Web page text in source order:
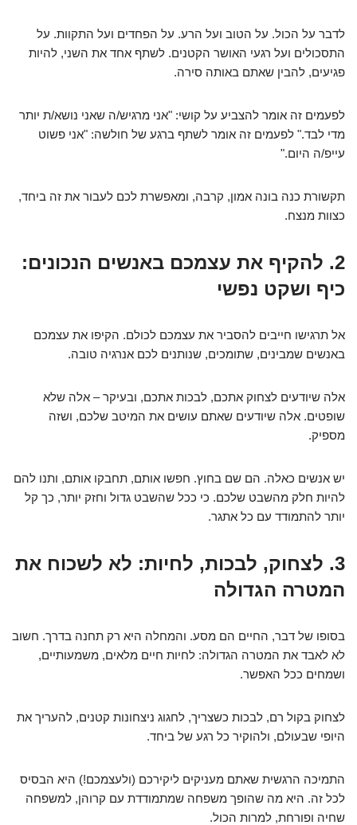
לדבר על הכול. על הטוב ועל הרע. על הפחדים ועל התקוות. על
התסכולים ועל רגעי האושר הקטנים. לשתף אחד את השני, להיות
פגיעים, להבין שאתם באותה סירה.
לפעמים זה אומר להצביע על קושי: "אני מרגיש/ה שאני נושא/ת יותר
מדי לבד." לפעמים זה אומר לשתף ברגע של חולשה: "אני פשוט
עייפ/ה היום."
תקשורת כנה בונה אמון, קרבה, ומאפשרת לכם לעבור את זה ביחד,
כצוות מנצח.
2. להקיף את עצמכם באנשים הנכונים:
כיף ושקט נפשי
אל תרגישו חייבים להסביר את עצמכם לכולם. הקיפו את עצמכם
באנשים שמבינים, שתומכים, שנותנים לכם אנרגיה טובה.
אלה שיודעים לצחוק אתכם, לבכות אתכם, ובעיקר – אלה שלא
שופטים. אלה שיודעים שאתם עושים את המיטב שלכם, ושזה
מספיק.
יש אנשים כאלה. הם שם בחוץ. חפשו אותם, תחבקו אותם, ותנו להם
להיות חלק מהשבט שלכם. כי ככל שהשבט גדול וחזק יותר, כך קל
יותר להתמודד עם כל אתגר.
3. לצחוק, לבכות, לחיות: לא לשכוח את
המטרה הגדולה
בסופו של דבר, החיים הם מסע. והמחלה היא רק תחנה בדרך. חשוב
לא לאבד את המטרה הגדולה: לחיות חיים מלאים, משמעותיים,
ושמחים ככל האפשר.
לצחוק בקול רם, לבכות כשצריך, לחגוג ניצחונות קטנים, להעריך את
היופי שבעולם, ולהוקיר כל רגע של ביחד.
התמיכה הרגשית שאתם מעניקים ליקירכם (ולעצמכם!) היא הבסיס
לכל זה. היא מה שהופך משפחה שמתמודדת עם קרוהן, למשפחה
שחיה ופורחת, למרות הכול.